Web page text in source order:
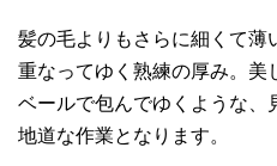
髪の毛よりもさらに細くて薄
重なってゆく熟練の厚み。美
ベールで包んでゆくような、
地道な作業となります。